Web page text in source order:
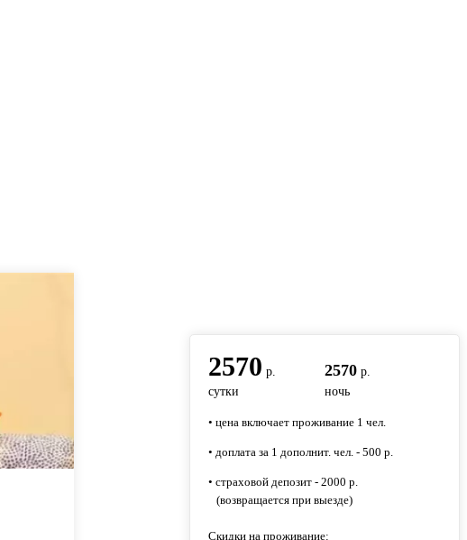
2570 р.
сутки
2570 р.
ночь
• цена включает проживание 1 чел.
• доплата за 1 дополнит. чел. - 500 р.
• страховой депозит - 2000 р.
(возвращается при выезде)
Скидки на проживание: